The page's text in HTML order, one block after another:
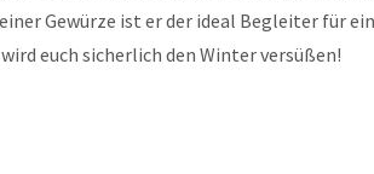
Gewürze ist er der ideal Begleiter für
euch sicherlich den Winter versüßen!